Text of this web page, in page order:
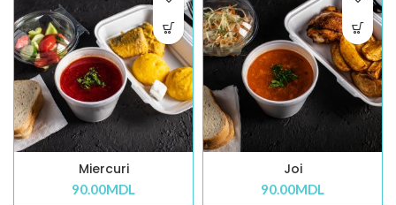
Miercuri
90.00MDL
Joi
90.00MDL